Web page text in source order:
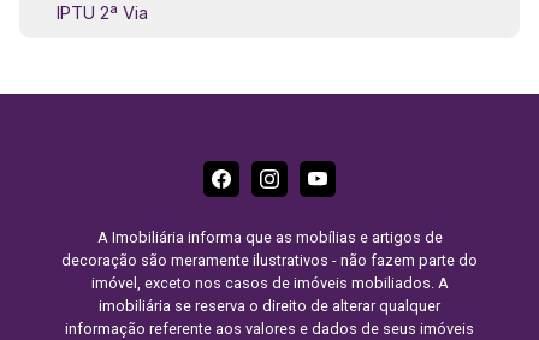
IPTU 2ª Via
A Imobiliária informa que as mobílias e artigos de
decoração são meramente ilustrativos - não fazem parte do
imóvel, exceto nos casos de imóveis mobiliados. A
imobiliária se reserva o direito de alterar qualquer
informação referente aos valores e dados de seus imóveis